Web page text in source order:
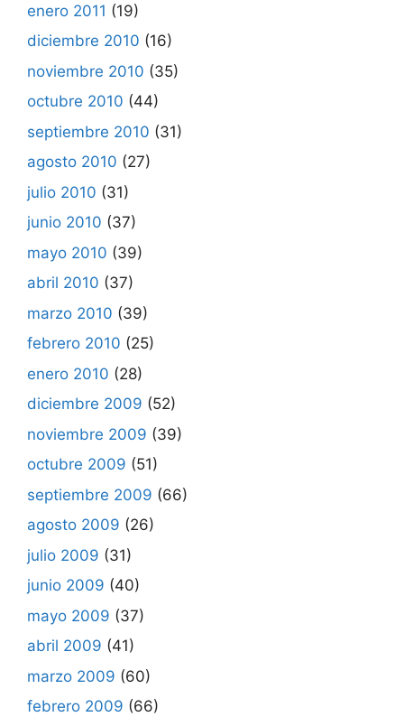
enero 2011 (19)
diciembre 2010 (16)
noviembre 2010 (35)
octubre 2010 (44)
septiembre 2010 (31)
agosto 2010 (27)
julio 2010 (31)
junio 2010 (37)
mayo 2010 (39)
abril 2010 (37)
marzo 2010 (39)
febrero 2010 (25)
enero 2010 (28)
diciembre 2009 (52)
noviembre 2009 (39)
octubre 2009 (51)
septiembre 2009 (66)
agosto 2009 (26)
julio 2009 (31)
junio 2009 (40)
mayo 2009 (37)
abril 2009 (41)
marzo 2009 (60)
febrero 2009 (66)